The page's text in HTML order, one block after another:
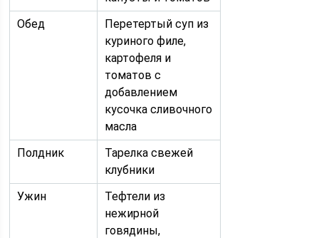
Обед
Перетертый суп из
куриного филе,
картофеля и
томатов с
добавлением
кусочка сливочного
масла
Полдник
Тарелка свежей
клубники
Ужин
Тефтели из
нежирной
говядины,